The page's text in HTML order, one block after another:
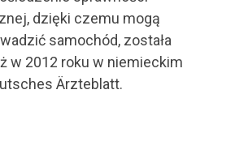
dzięki czemu mogą
samochód, została
w 2012 roku w niemieckim
Ärzteblatt.